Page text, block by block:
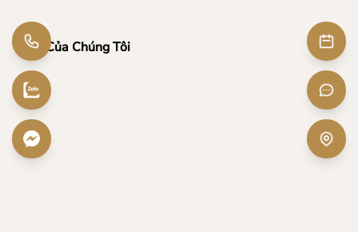
Vị Trí Của Chúng Tôi